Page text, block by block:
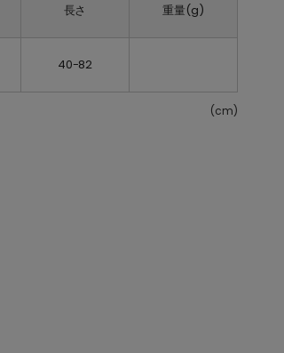
長さ 重量(g)
40-82
(cm)